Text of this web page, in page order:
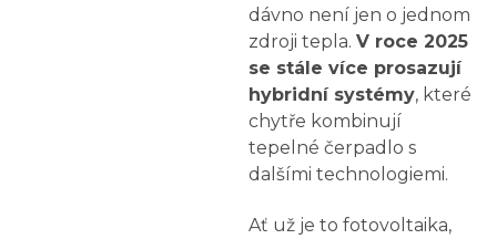
dávno není jen o jednom
zdroji tepla. V roce 2025
se stále více prosazují
hybridní systémy, které
chytře kombinují
tepelné čerpadlo s
dalšími technologiemi.
Ať už je to fotovoltaika,